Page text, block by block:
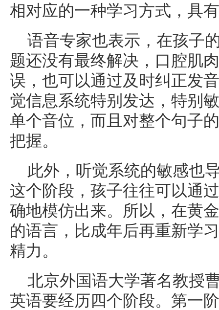
相对应的一种学习方式，具
语音专家也表示，在孩子
题还没有最终解决，口腔肌
误，也可以通过及时纠正发
觉信息系统特别发达，特别
单个音位，而且对整个句子
把握。
此外，听觉系统的敏感也
这个阶段，孩子往往可以通
确地模仿出来。所以，在黄
的语言，比成年后再重新学习
精力。
北京外国语大学著名教授
英语要经历四个阶段。第一